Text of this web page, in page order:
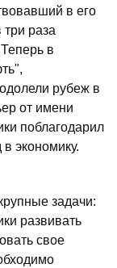
в его
раза
в
рубеж в
от имени
поблагодарил
экономику.
задачи:
развивать
свое